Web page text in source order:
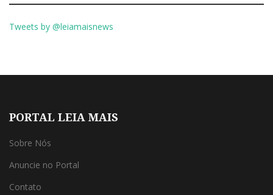
Tweets by @leiamaisnews
PORTAL LEIA MAIS
Sobre Nós
Anuncie no Portal
Contato